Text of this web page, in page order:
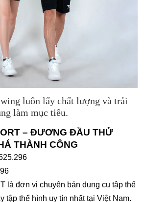
luôn lấy chất lượng và trải
làm mục tiêu.
– ĐƯƠNG ĐẦU THỬ
THÀNH CÔNG
là đơn vị chuyên bán dụng cụ tập thể
tập thể hình uy tín nhất tại Việt Nam.